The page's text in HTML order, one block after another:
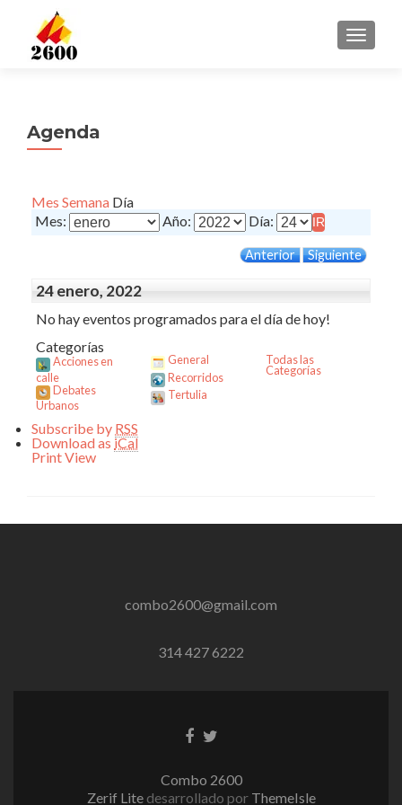
Agenda
Mes Semana Día
Mes:
Año: Día:
Anterior Siguiente
24 enero, 2022
No hay eventos programados para el día de hoy!
Categorías
Acciones en
calle
Debates
Urbanos
General
Recorridos
Tertulia
Todas las
Categorías
Subscribe by RSS
Download as iCal
PrintView
combo2600@gmail.com
314 427 6222
EnlaceEnlace
Combo 2600
Zerif Lite desarrollado por ThemeIsle